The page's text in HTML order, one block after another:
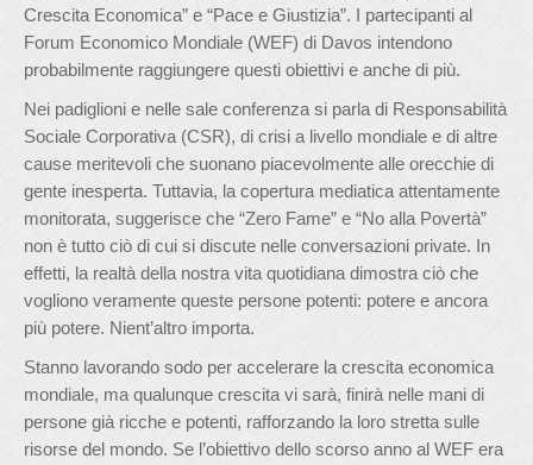
Crescita Economica” e “Pace e Giustizia”. I partecipanti al
Forum Economico Mondiale (WEF) di Davos intendono
probabilmente raggiungere questi obiettivi e anche di più.
Nei padiglioni e nelle sale conferenza si parla di Responsabilità
Sociale Corporativa (CSR), di crisi a livello mondiale e di altre
cause meritevoli che suonano piacevolmente alle orecchie di
gente inesperta. Tuttavia, la copertura mediatica attentamente
monitorata, suggerisce che “Zero Fame” e “No alla Povertà”
non è tutto ciò di cui si discute nelle conversazioni private. In
effetti, la realtà della nostra vita quotidiana dimostra ciò che
vogliono veramente queste persone potenti: potere e ancora
più potere. Nient’altro importa.
Stanno lavorando sodo per accelerare la crescita economica
mondiale, ma qualunque crescita vi sarà, finirà nelle mani di
persone già ricche e potenti, rafforzando la loro stretta sulle
risorse del mondo. Se l’obiettivo dello scorso anno al WEF era